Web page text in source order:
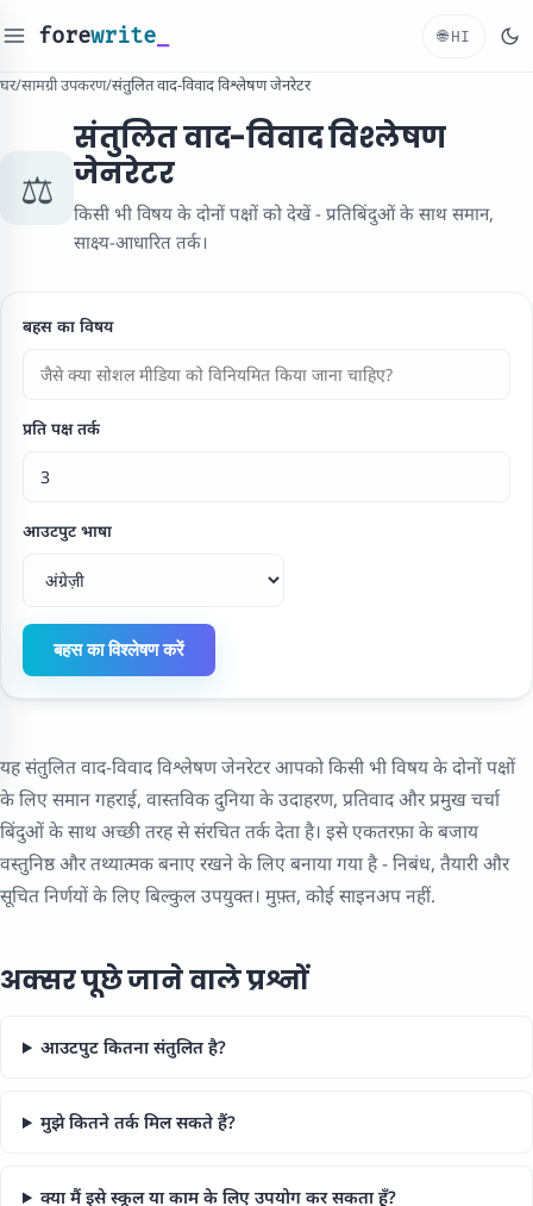
forewrite 🌐 HI
घर/सामग्री उपकरण/संतुलित वाद-विवाद विश्लेषण जेनरेटर
⚖️
संतुलित वाद-विवाद विश्लेषण
जेनरेटर
किसी भी विषय के दोनों पक्षों को देखें - प्रतिबिंदुओं के साथ समान,
साक्ष्य-आधारित तर्क।
बहस का विषय
प्रति पक्ष तर्क
आउटपुट भाषा
बहस का विश्लेषण करें
यह संतुलित वाद-विवाद विश्लेषण जेनरेटर आपको किसी भी विषय के दोनों पक्षों
के लिए समान गहराई, वास्तविक दुनिया के उदाहरण, प्रतिवाद और प्रमुख चर्चा
बिंदुओं के साथ अच्छी तरह से संरचित तर्क देता है। इसे एकतरफ़ा के बजाय
वस्तुनिष्ठ और तथ्यात्मक बनाए रखने के लिए बनाया गया है - निबंध, तैयारी और
सूचित निर्णयों के लिए बिल्कुल उपयुक्त। मुफ़्त, कोई साइनअप नहीं.
अक्सर पूछे जाने वाले प्रश्नों
आउटपुट कितना संतुलित है?
मुझे कितने तर्क मिल सकते हैं?
क्या मैं इसे स्कूल या काम के लिए उपयोग कर सकता हूँ?